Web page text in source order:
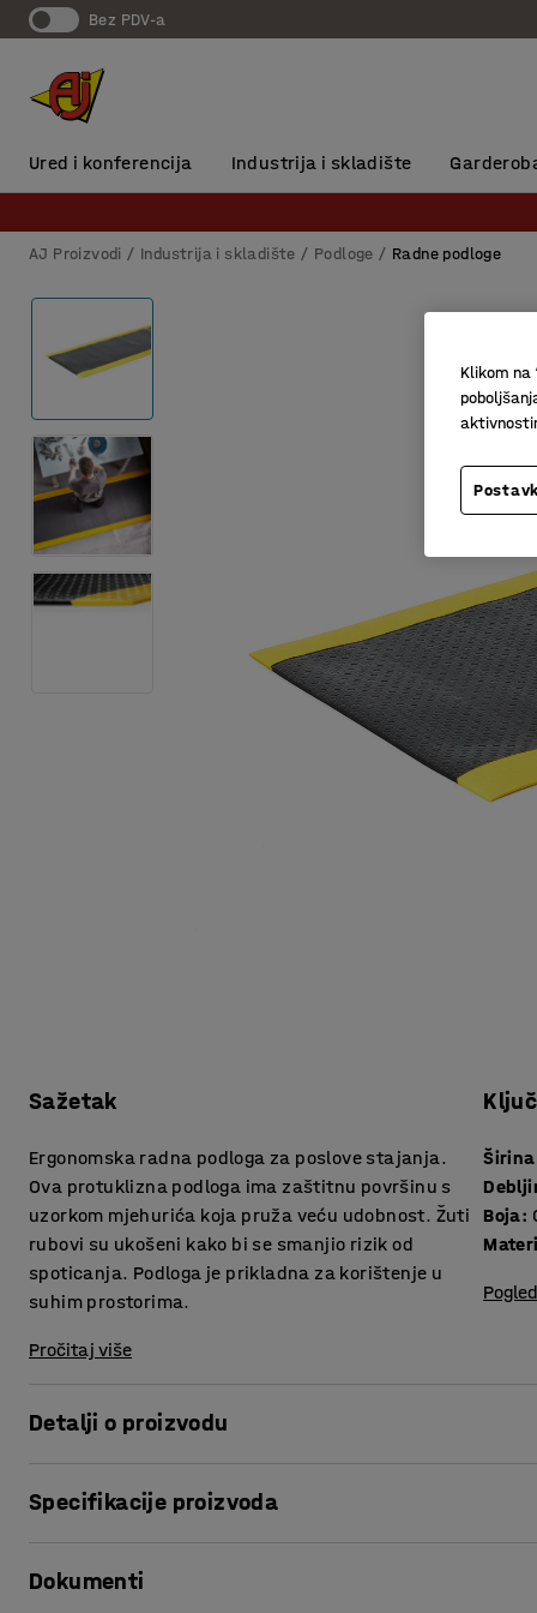
Bez PDV-a
Ured i konferencija Industrija i skladište
AJ Proizvodi Industrija i skladište Podloge Radne podloge
Sažetak
Ergonomska radna podloga za poslove stajanja.
Ova protuklizna podloga ima zaštitnu površinu s
uzorkom mjehurića koja pruža veću udobnost. Žuti
rubovi su ukošeni kako bi se smanjio rizik od
spoticanja. Podloga je prikladna za korištenje u
suhim prostorima.
Pročitaj više
Širina
Boja:
Detalji o proizvodu
Uzorak mjehurića na površini povećava udobnost.
na podu.
Specifikacije proizvoda
Debljina: 12,7
Dokumenti
Klikom